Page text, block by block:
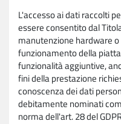
L'accesso ai dati raccolti
essere consentito dal
manutenzione hardware
funzionamento della
funzionalità aggiuntive,
fini della prestazione
conoscenza dei dati
debitamente nominati
norma dell'art. 28 del